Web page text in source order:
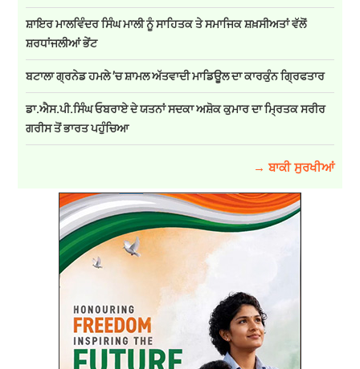
ਸ਼ਾਇਰ ਮਾਲਵਿੰਦਰ ਸਿੰਘ ਮਾਲੀ ਨੂੰ ਸਾਹਿਤਕ ਤੇ ਸਮਾਜਿਕ ਸ਼ਖ਼ਸੀਅਤਾਂ ਵੱਲੋਂ
ਸ਼ਰਧਾਂਜਲੀਆਂ ਭੇਂਟ
ਬਟਾਲਾ ਗ੍ਰਨੇਡ ਹਮਲੇ ’ਚ ਸ਼ਾਮਲ ਅੱਤਵਾਦੀ ਮਾਡਿਊਲ ਦਾ ਕਾਰਕੁੰਨ ਗ੍ਰਿਫਤਾਰ
ਡਾ.ਐਸ.ਪੀ.ਸਿੰਘ ਓਬਰਾਏ ਦੇ ਯਤਨਾਂ ਸਦਕਾ ਅਸ਼ੋਕ ਕੁਮਾਰ ਦਾ ਮ੍ਰਿਤਕ ਸਰੀਰ
ਗਰੀਸ ਤੋਂ ਭਾਰਤ ਪਹੁੰਚਿਆ
→ ਬਾਕੀ ਸੁਰਖੀਆਂ